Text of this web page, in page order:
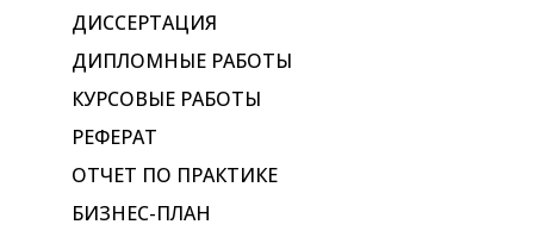
ДИССЕРТАЦИЯ
ДИПЛОМНЫЕ РАБОТЫ
КУРСОВЫЕ РАБОТЫ
РЕФЕРАТ
ОТЧЕТ ПО ПРАКТИКЕ
БИЗНЕС-ПЛАН